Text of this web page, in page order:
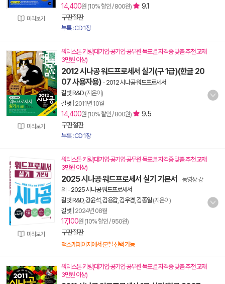
미리보기
14,400원 (10% 할인 / 800원)
9.1
구판절판
부록 : CD 1장
미리보기
워리스톤 키링(대기업·공기업·공무원 목표별 자격증 맞춤 추천 교재
3만원 이상)
2012 시나공 워드프로세서 실기(구 1급)(한글 20
07 사용자용) - 2012 시나공 워드프로세서
길벗 R&D (지은이)
길벗 2011년 10월
14,400원 (10% 할인 / 800원)
9.5
구판절판
부록 : CD 1장
미리보기
워리스톤 키링(대기업·공기업·공무원 목표별 자격증 맞춤 추천 교재
3만원 이상)
2025 시나공 워드프로세서 실기 기본서 - 동영상 강
의 - 2025 시나공 워드프로세서
길벗 R&D, 강윤석 김용갑, 김우경 김종일 (지은이)
길벗 2024년 08월
17,100원 (10% 할인 / 950원)
구판절판
책소개페이지에서 분철 선택 가능
워리스톤 키링(대기업·공기업·공무원 목표별 자격증 맞춤 추천 교재
3만원 이상)